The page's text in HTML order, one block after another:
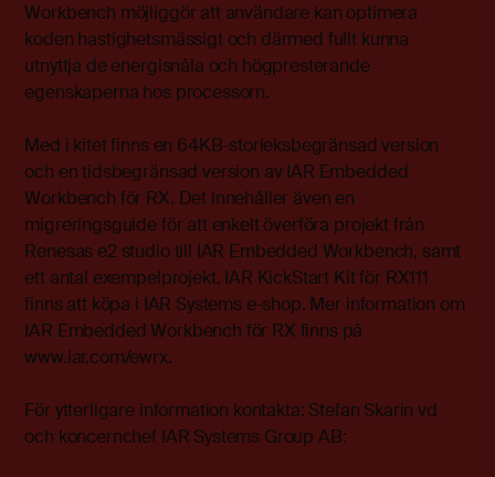
Workbench möjliggör att användare kan optimera
koden hastighetsmässigt och därmed fullt kunna
utnyttja de energisnåla och högpresterande
egenskaperna hos processorn.
Med i kitet finns en 64KB-storleksbegränsad version
och en tidsbegränsad version av IAR Embedded
Workbench för RX. Det innehåller även en
migreringsguide för att enkelt överföra projekt från
Renesas e2 studio till IAR Embedded Workbench, samt
ett antal exempelprojekt. IAR KickStart Kit för RX111
finns att köpa i IAR Systems e-shop. Mer information om
IAR Embedded Workbench för RX finns på
www.iar.com/ewrx.
För ytterligare information kontakta: Stefan Skarin vd
och koncernchef IAR Systems Group AB: